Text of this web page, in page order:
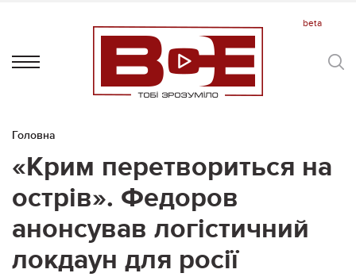
Головна
«Крим перетвориться на
острів». Федоров
анонсував логістичний
локдаун для росії